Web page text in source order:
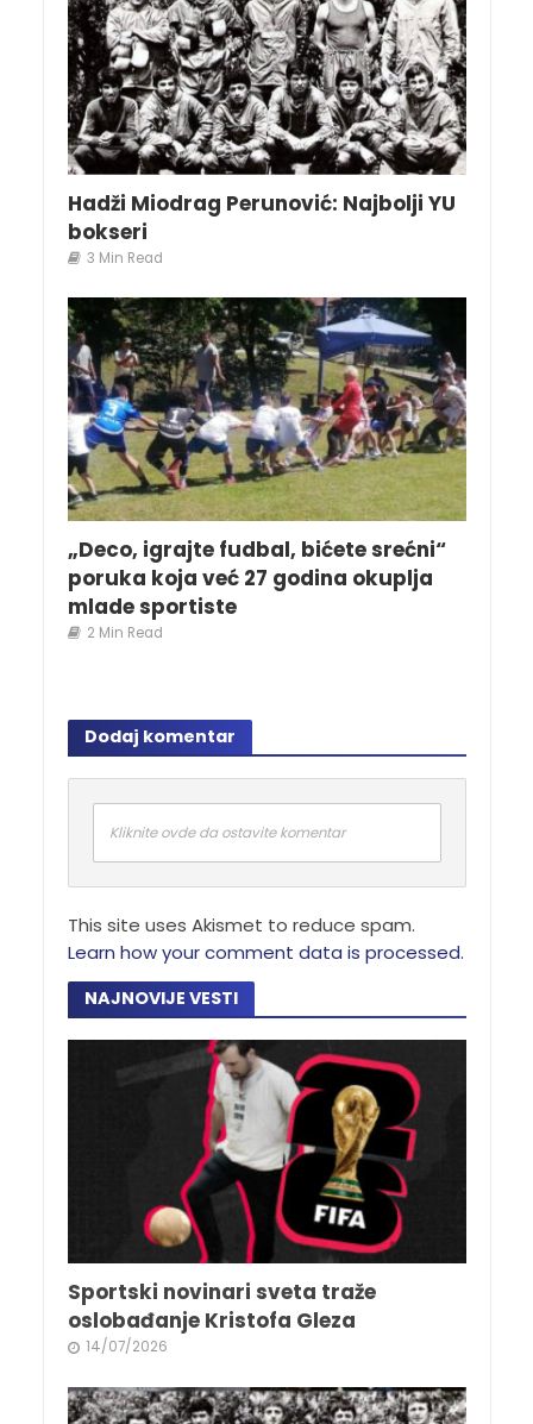
Hadži Miodrag Perunović: Najbolji YU
bokseri
3 Min Read
„Deco, igrajte fudbal, bićete srećni“
poruka koja već 27 godina okuplja
mlade sportiste
2 Min Read
Dodaj komentar
Kliknite ovde da ostavite komentar
This site uses Akismet to reduce spam.
Learn how your comment data is processed.
NAJNOVIJE VESTI
Sportski novinari sveta traže
oslobađanje Kristofa Gleza
14/07/2026